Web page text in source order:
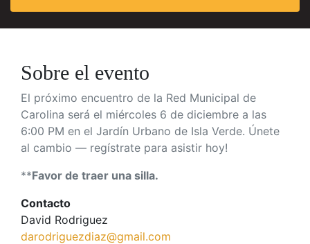
Sobre el evento
El próximo encuentro de la Red Municipal de
Carolina será el miércoles 6 de diciembre a las
6:00 PM en el Jardín Urbano de Isla Verde. Únete
al cambio — regístrate para asistir hoy!
**Favor de traer una silla.
Contacto
David Rodriguez
darodriguezdiaz@gmail.com